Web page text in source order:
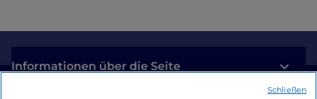
Informationen über die Seite
Schließen